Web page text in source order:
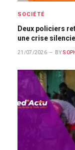
SOCIÉTÉ
Deux policiers
une crise
21/07/2026 BY